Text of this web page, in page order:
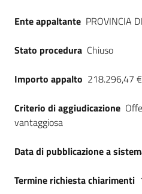
Ente appaltante PROVINCIA
Stato procedura Chiuso
Importo appalto 218.296,47 €
Criterio di aggiudicazione
vantaggiosa
Data di pubblicazione a
Termine richiesta chiarimenti